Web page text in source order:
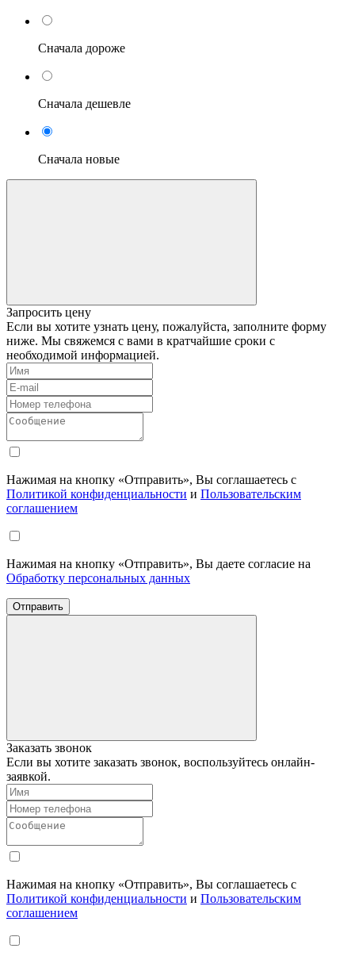
Сначала дороже
Сначала дешевле
Сначала новые
Запросить цену
Если вы хотите узнать цену, пожалуйста, заполните форму
ниже. Мы свяжемся с вами в кратчайшие сроки с
необходимой информацией.
Нажимая на кнопку «Отправить», Вы соглашаетесь с
Политикой конфиденциальности и Пользовательским
соглашением
Нажимая на кнопку «Отправить», Вы даете согласие на
Обработку персональных данных
Отправить
Заказать звонок
Если вы хотите заказать звонок, воспользуйтесь онлайн-
заявкой.
Нажимая на кнопку «Отправить», Вы соглашаетесь с
Политикой конфиденциальности и Пользовательским
соглашением